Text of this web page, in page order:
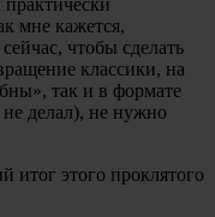
мне кажется,
чтобы сделать
классики, на
так и в формате
делал), не нужно
итог этого проклятого